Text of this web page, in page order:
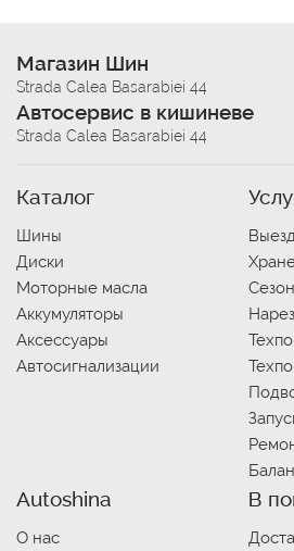
Магазин Шин
Strada Calea Basarabiei 44
Автосервис в кишиневе
Strada Calea Basarabiei 44
Каталог
Шины
Диски
Моторные масла
Аккумуляторы
Аксессуары
Автосигнализации
Autoshina
О нас
В